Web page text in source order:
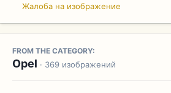
Жалоба на изображение
FROM THE CATEGORY:
Opel · 369 изображений